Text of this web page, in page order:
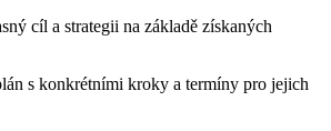
cíl a strategii na základě získaných
s konkrétními kroky a termíny pro jejich